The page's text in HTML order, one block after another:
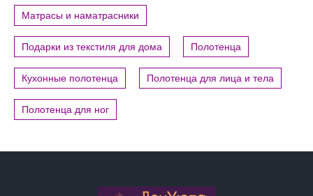
Матрасы и наматрасники
Подарки из текстиля для дома Полотенца
Кухонные полотенца Полотенца для лица и тела
Полотенца для ног